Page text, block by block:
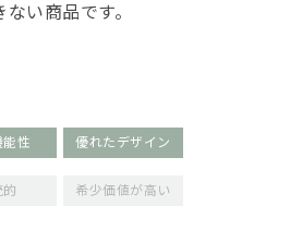
い商品です。
能性 優れたデザイン
希少価値が高い